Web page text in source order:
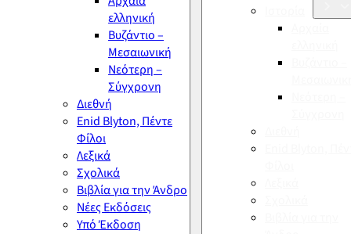
ελληνική
Βυζάντιο –
Μεσαιωνική
Νεότερη –
Σύγχρονη
Διεθνή
Enid Blyton, Πέντε
Φίλοι
Λεξικά
Σχολικά
Βιβλία για την Άνδρο
Νέες Εκδόσεις
Υπό Έκδοση